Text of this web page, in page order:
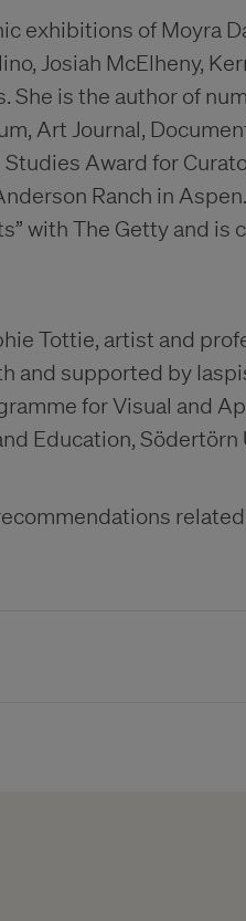
exhibitions of Moyra
Josiah McElheny,
She is the author of
Art Journal,
Studies Award for
Ranch in
with The Getty and is
Tottie, artist and
and supported by
for Visual and
Education,